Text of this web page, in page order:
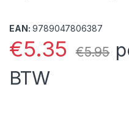
EAN: 9789047806387
€5.35 €5.95
BTW